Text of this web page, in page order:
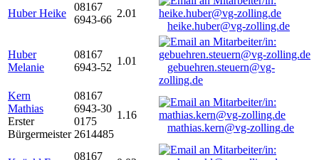
Huber Heike
08167
6943-66
2.01
heike.huber@vg-zolling.de
Huber
Melanie
08167
6943-52
1.01
gebuehren.steuern@vg-
zolling.de
Kern
Mathias
Erster
Bürgermeister
08167
6943-30
0175
2614485
1.16
mathias.kern@vg-zolling.de
08167